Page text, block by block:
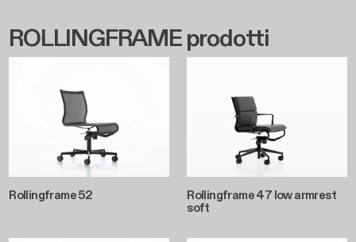
ROLLINGFRAME prodotti
Rollingframe 52
Rollingframe 47 low armrest
soft